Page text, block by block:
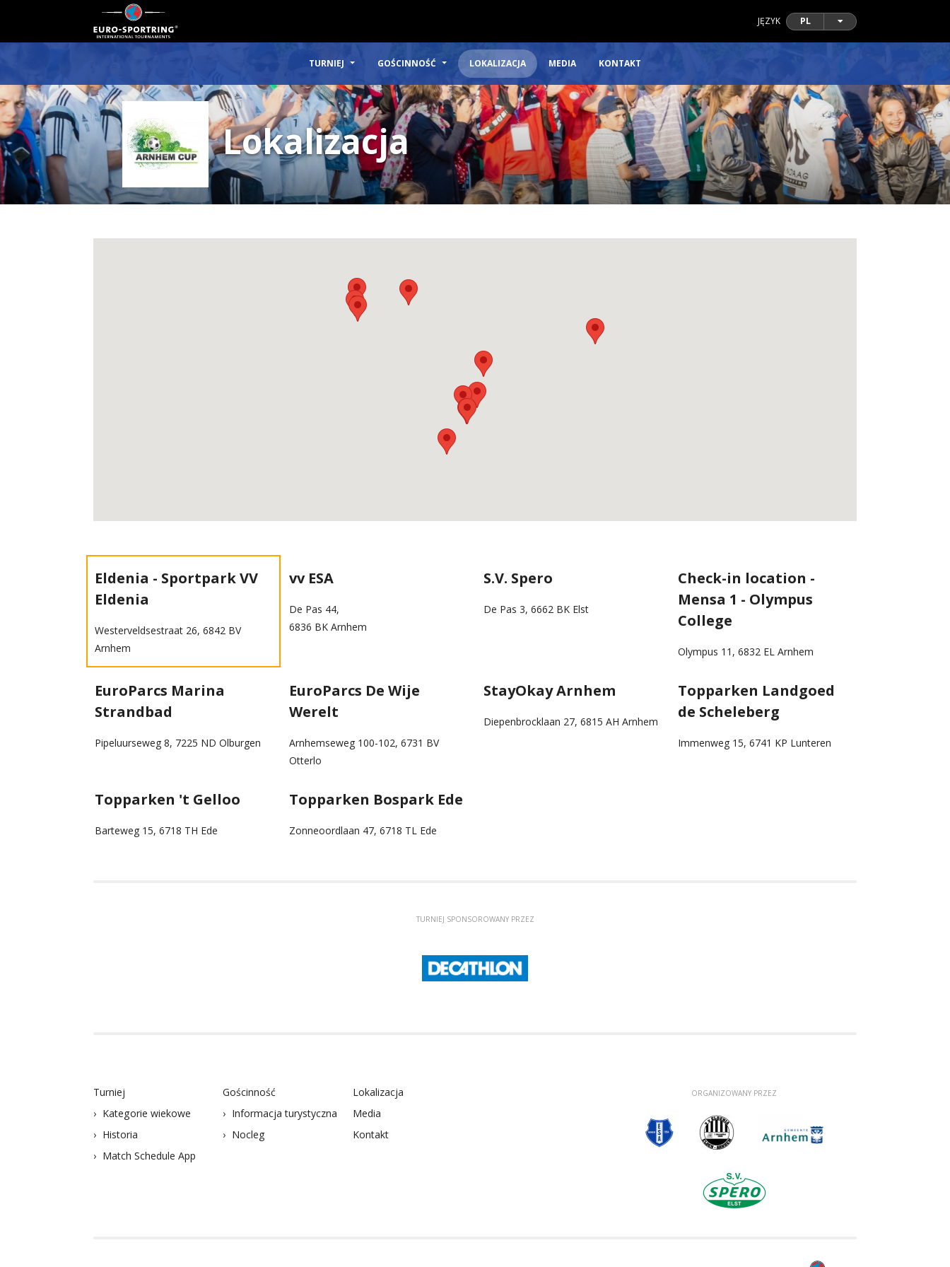
JĘZYK PL
TURNIEJ GOŚCINNOŚĆ LOKALIZACJA MEDIA KONTAKT
Lokalizacja
Eldenia - Sportpark VV
Eldenia
Westerveldsestraat 26, 6842 BV
Arnhem
vv ESA
De Pas 44,
6836 BK Arnhem
S.V. Spero
De Pas 3, 6662 BK Elst
Check-in location -
Mensa 1 - Olympus
College
Olympus 11, 6832 EL Arnhem
EuroParcs Marina
Strandbad
Pipeluurseweg 8, 7225 ND Olburgen
EuroParcs De Wije
Werelt
Arnhemseweg 100-102, 6731 BV
Otterlo
StayOkay Arnhem
Diepenbrocklaan 27, 6815 AH Arnhem
Topparken Landgoed
de Scheleberg
Immenweg 15, 6741 KP Lunteren
Topparken 't Gelloo
Barteweg 15, 6718 TH Ede
Topparken Bospark Ede
Zonneoordlaan 47, 6718 TL Ede
TURNIEJ SPONSOROWANY PRZEZ
Turniej
Kategorie wiekowe
Historia
Match Schedule App
Gościnność
Informacja turystyczna
Nocleg
Lokalizacja
Media
Kontakt
ORGANIZOWANY PRZEZ